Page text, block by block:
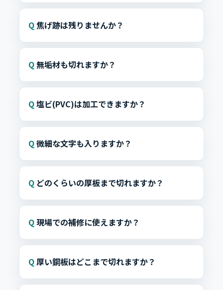
焦げ跡は残りませんか？
無垢材も切れますか？
塩ビ(PVC)は加工できますか？
微細な文字も入りますか？
どのくらいの厚板まで切れますか？
現場での補修に使えますか？
厚い鋼板はどこまで切れますか？